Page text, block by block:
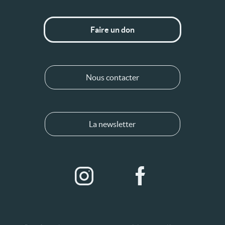
Faire un don
Nous contacter
La newsletter